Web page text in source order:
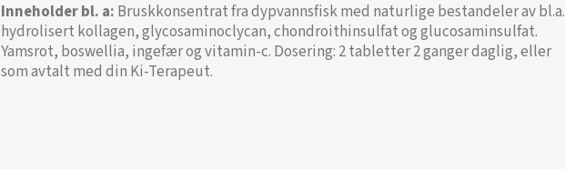
Inneholder bl. a: Bruskkonsentrat fra dypvannsfisk med naturlige bestandeler av bl.a.
hydrolisert kollagen, glycosaminoclycan, chondroithinsulfat og glucosaminsulfat.
Yamsrot, boswellia, ingefær og vitamin-c. Dosering: 2 tabletter 2 ganger daglig, eller
som avtalt med din Ki-Terapeut.